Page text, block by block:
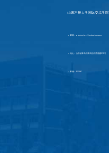
山东科技大学国际交流学院
邮箱：admission@sdust.edu.cn
地址：山东省青岛市黄岛区前湾港路579号
邮编：266590